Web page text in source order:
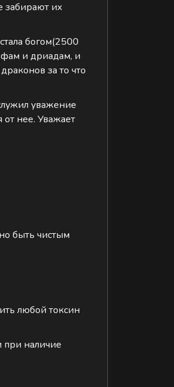
забирают их
богом(2500
и дриадам, и
за то что
уважение
от нее. Уважает
быть чистым
любой токсин
при наличие